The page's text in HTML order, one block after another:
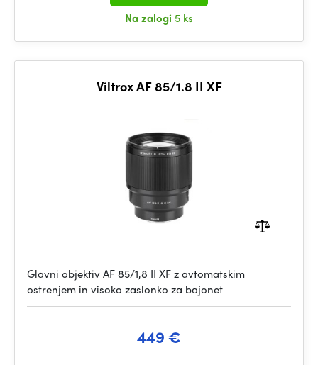
Na zalogi 5 ks
Viltrox AF 85/1.8 II XF
Glavni objektiv AF 85/1,8 II XF z avtomatskim
ostrenjem in visoko zaslonko za bajonet
449 €